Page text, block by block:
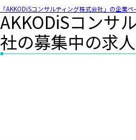
「AKKODiSコンサルティング株式会社」の企業
AKKODiSコンサ
社の募集中の求人